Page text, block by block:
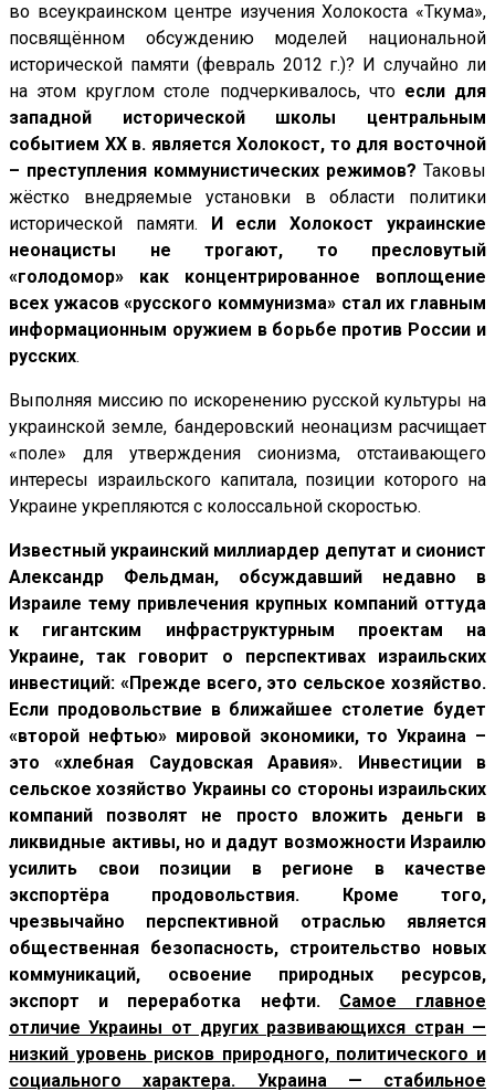
во всеукраинском центре изучения Холокоста «Ткума»,
посвящённом обсуждению моделей национальной
исторической памяти (февраль 2012 г.)? И случайно ли
на этом круглом столе подчеркивалось, что если для
западной исторической школы центральным
событием ХХ в. является Холокост, то для восточной
– преступления коммунистических режимов? Таковы
жёстко внедряемые установки в области политики
исторической памяти.
И если Холокост украинские
неонацисты не трогают, то пресловутый
«голодомор» как концентрированное воплощение
всех ужасов «русского коммунизма» стал их главным
информационным оружием в борьбе против России и
русских.
Выполняя миссию по искоренению русской культуры на
украинской земле, бандеровский неонацизм расчищает
«поле» для утверждения сионизма, отстаивающего
интересы израильского капитала, позиции которого на
Украине укрепляются с колоссальной скоростью.
Известный украинский миллиардер депутат и сионист
Александр Фельдман, обсуждавший недавно в
Израиле тему привлечения крупных компаний оттуда
к гигантским инфраструктурным проектам на
Украине, так говорит о перспективах израильских
инвестиций: «Прежде всего, это сельское хозяйство.
Если продовольствие в ближайшее столетие будет
«второй нефтью» мировой экономики, то Украина –
это «хлебная Саудовская Аравия». Инвестиции в
сельское хозяйство Украины со стороны израильских
компаний позволят не просто вложить деньги в
ликвидные активы, но и дадут возможности Израилю
усилить свои позиции в регионе в качестве
экспортёра продовольствия. Кроме того,
чрезвычайно перспективной отраслью является
общественная безопасность, строительство новых
коммуникаций, освоение природных ресурсов,
экспорт и переработка нефти. Самое главное
отличие Украины от других развивающихся стран —
низкий уровень рисков природного, политического и
социального характера. Украина — стабильное